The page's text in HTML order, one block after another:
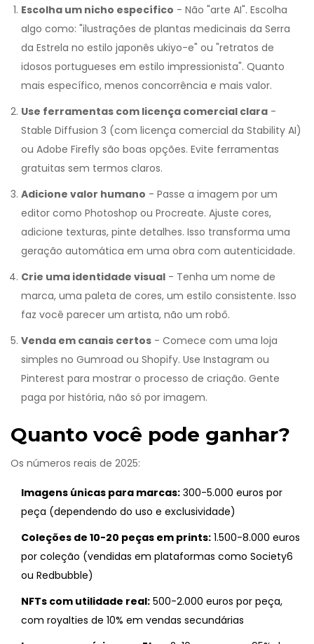
Escolha um nicho específico - Não "arte AI". Escolha
algo como: "ilustrações de plantas medicinais da Serra
da Estrela no estilo japonês ukiyo-e" ou "retratos de
idosos portugueses em estilo impressionista". Quanto
mais específico, menos concorrência e mais valor.
Use ferramentas com licença comercial clara -
Stable Diffusion 3 (com licença comercial da Stability AI)
ou Adobe Firefly são boas opções. Evite ferramentas
gratuitas sem termos claros.
Adicione valor humano - Passe a imagem por um
editor como Photoshop ou Procreate. Ajuste cores,
adicione texturas, pinte detalhes. Isso transforma uma
geração automática em uma obra com autenticidade.
Crie uma identidade visual - Tenha um nome de
marca, uma paleta de cores, um estilo consistente. Isso
faz você parecer um artista, não um robô.
Venda em canais certos - Comece com uma loja
simples no Gumroad ou Shopify. Use Instagram ou
Pinterest para mostrar o processo de criação. Gente
paga por história, não só por imagem.
Quanto você pode ganhar?
Os números reais de 2025:
Imagens únicas para marcas: 300-5.000 euros por
peça (dependendo do uso e exclusividade)
Coleções de 10-20 peças em prints: 1.500-8.000 euros
por coleção (vendidas em plataformas como Society6
ou Redbubble)
NFTs com utilidade real: 500-2.000 euros por peça,
com royalties de 10% em vendas secundárias